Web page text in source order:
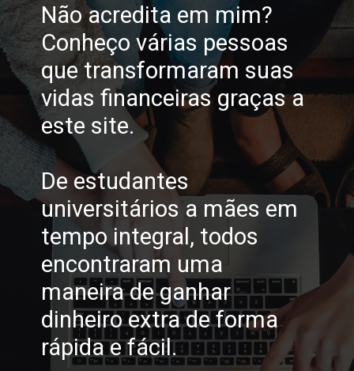
Não acredita em mim?
Conheço várias pessoas
que transformaram suas
vidas financeiras graças a
este site.
De estudantes
universitários a mães em
tempo integral, todos
encontraram uma
maneira de ganhar
dinheiro extra de forma
rápida e fácil.